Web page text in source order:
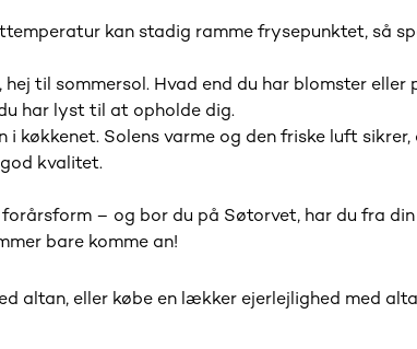
kan stadig ramme frysepunktet, så
hej til sommersol. Hvad end du har blomster
har lyst til at opholde dig.
i køkkenet. Solens varme og den friske luft
kvalitet.
– og bor du på Søtorvet, har du fra
bare komme an!
altan, eller købe en lækker ejerlejlighed med